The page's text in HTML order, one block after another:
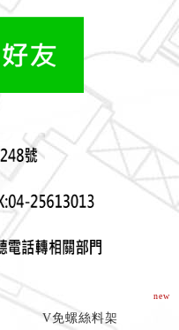
new
V免螺絲料架